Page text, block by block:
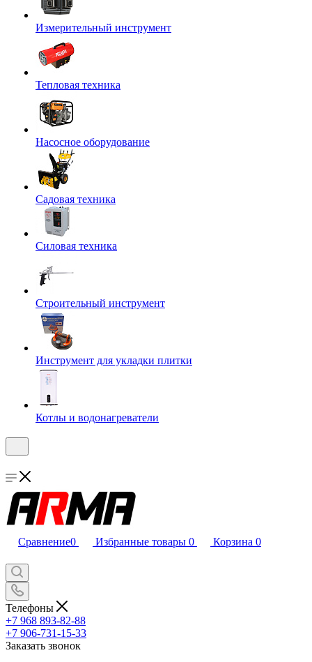
Измерительный инструмент
Тепловая техника
Насосное оборудование
Садовая техника
Силовая техника
Строительный инструмент
Инструмент для укладки плитки
Котлы и водонагреватели
Сравнение0 Избранные товары 0 Корзина 0
Телефоны
+7 968 893-82-88
+7 906-731-15-33
Заказать звонок